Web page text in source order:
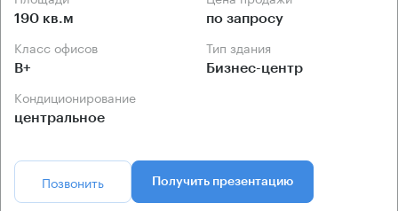
190 кв.м по запросу
Класс офисов
B+
Тип здания
Бизнес-центр
Кондиционирование
центральное
Позвонить Получить презентацию